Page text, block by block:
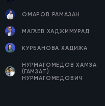
ОМАРОВ РАМАЗАН
МАГАЕВ ХАДЖИМУРАД
КУРБАНОВА ХАДИЖА
НУРМАГОМЕДОВ ХАМЗА
(ГАМЗАТ)
НУРМАГОМЕДОВИЧ